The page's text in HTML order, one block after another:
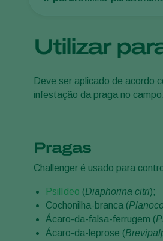
Utilizar
Deve ser aplicado de acordo
infestação da praga no campo.
Pragas
Challenger é usado para
Psilídeo (Diaphorina citri);
Cochonilha-branca (
Ácaro-da-falsa-ferrugem (
Ácaro-da-leprose (